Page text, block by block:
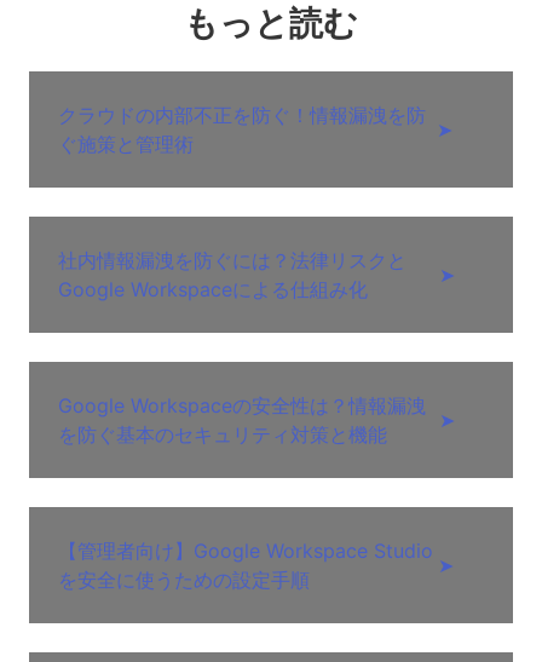
もっと読む
クラウドの内部不正を防ぐ！情報漏洩を防
ぐ施策と管理術
➤
社内情報漏洩を防ぐには？法律リスクと
Google Workspaceによる仕組み化
➤
Google Workspaceの安全性は？情報漏洩
を防ぐ基本のセキュリティ対策と機能
➤
【管理者向け】Google Workspace Studio
を安全に使うための設定手順
➤